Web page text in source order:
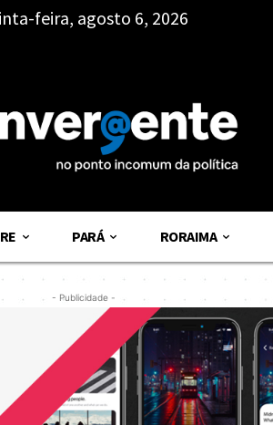
feira, agosto 6, 2026
PARÁ RORAIMA
- Publicidade -